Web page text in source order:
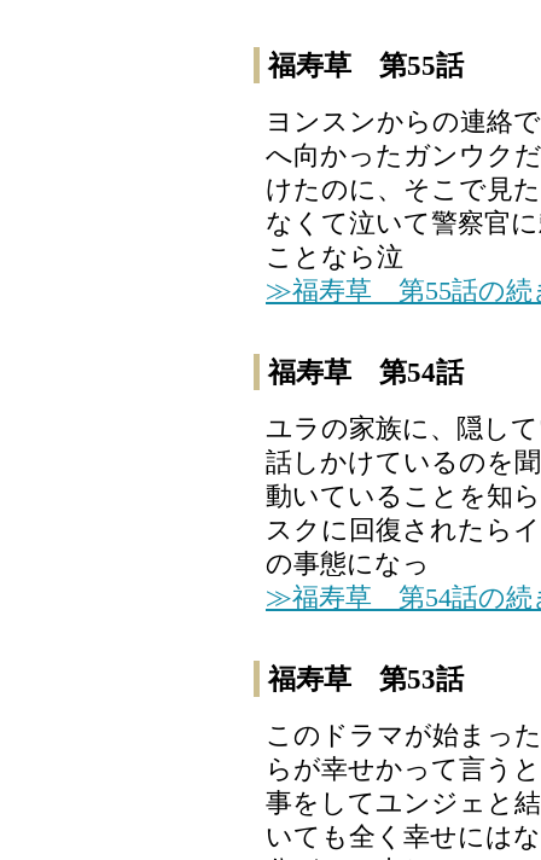
福寿草 第55話
ヨンスンからの連絡
へ向かったガンウク
けたのに、そこで見
なくて泣いて警察官
ことなら泣
≫福寿草 第55話の続
福寿草 第54話
ユラの家族に、隠し
話しかけているのを
動いていることを知
スクに回復されたら
の事態になっ
≫福寿草 第54話の続
福寿草 第53話
このドラマが始まっ
らが幸せかって言う
事をしてユンジェと
いても全く幸せには